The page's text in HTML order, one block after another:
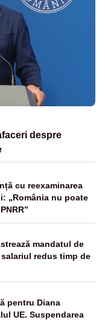
despre
cu reexaminarea
„România nu poate
mandatul de
salariul redus timp de
pentru Diana
UE. Suspendarea